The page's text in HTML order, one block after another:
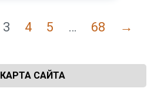
3 4 5 … 68 →
КАРТА САЙТА